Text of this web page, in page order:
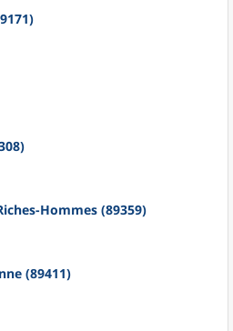
Hommes (89359)
(89411)